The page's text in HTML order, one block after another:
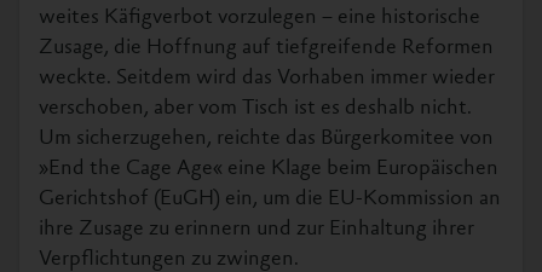
weites Käfigverbot vorzulegen – eine historische
Zusage, die Hoffnung auf tiefgreifende Reformen
weckte. Seitdem wird das Vorhaben immer wieder
verschoben, aber vom Tisch ist es deshalb nicht.
Um sicherzugehen, reichte das Bürgerkomitee von
»End the Cage Age« eine Klage beim Europäischen
Gerichtshof (EuGH) ein, um die EU-Kommission an
ihre Zusage zu erinnern und zur Einhaltung ihrer
Verpflichtungen zu zwingen.